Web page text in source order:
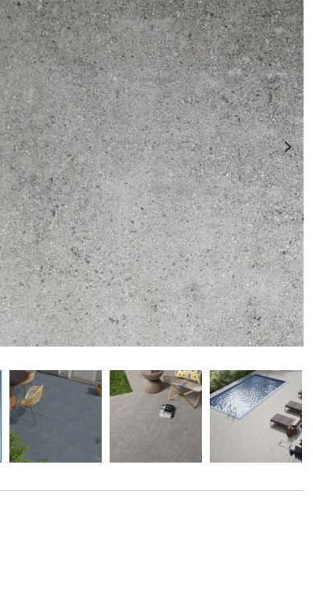
всю керамическую плитку
Все
весь керамогранит
всю мозаику